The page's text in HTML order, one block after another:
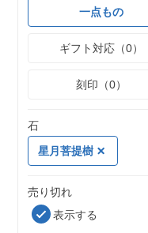
一点もの
ギフト対応（0）
刻印（0）
石
星月菩提樹
売り切れ
表示する